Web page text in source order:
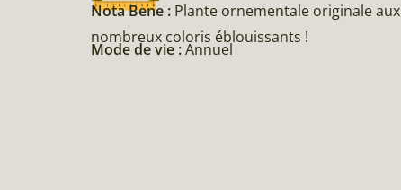
Nota Bene : Plante ornementale originale aux
nombreux coloris éblouissants !
Mode de vie :Annuel